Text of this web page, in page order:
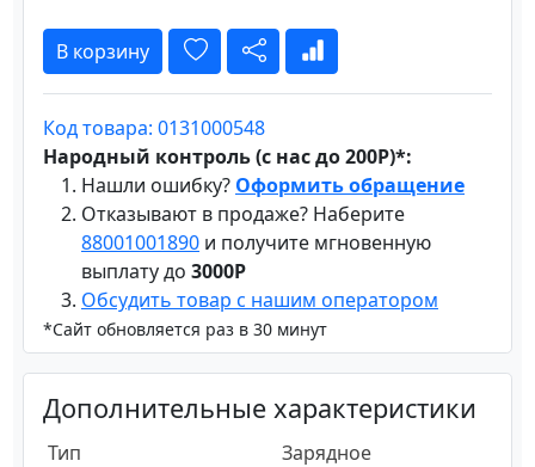
В корзину
Код товара: 0131000548
Народный контроль (с нас до 200Р)*:
Нашли ошибку? Оформить обращение
Отказывают в продаже? Наберите
88001001890 и получите мгновенную
выплату до 3000Р
Обсудить товар с нашим оператором
*Сайт обновляется раз в 30 минут
Дополнительные характеристики
Тип
Зарядное